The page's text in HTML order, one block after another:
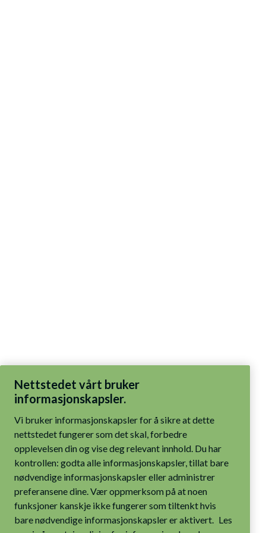
Nettstedet vårt bruker
informasjonskapsler.
nettstedet fungerer som det skal, forbedre
opplevelsen din og vise deg relevant innhold. Du har
kontrollen: godta alle informasjonskapsler, tillat bare
nødvendige informasjonskapsler eller administrer
preferansene dine. Vær oppmerksom på at noen
funksjoner kanskje ikke fungerer som tiltenkt hvis
bare nødvendige informasjonskapsler er aktivert.
mer i våre retningslinjer for informasjonskapsler.